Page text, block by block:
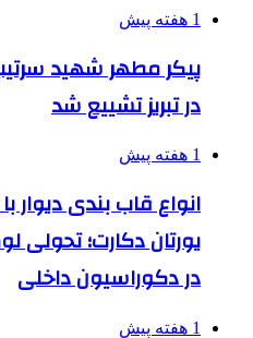
1 هفته پیش
پیکر مطهر شهید
در تبریز تشییع شد
1 هفته پیش
انواع قاب بندی
یورتان دکارت؛
در دکوراسیون داخلی
1 هفته پیش